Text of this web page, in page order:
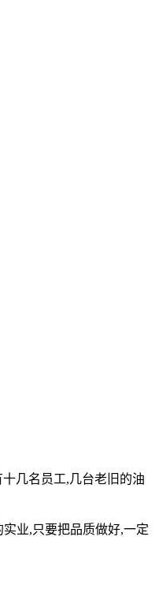
几名员工,几台老旧的油
业,只要把品质做好,一定